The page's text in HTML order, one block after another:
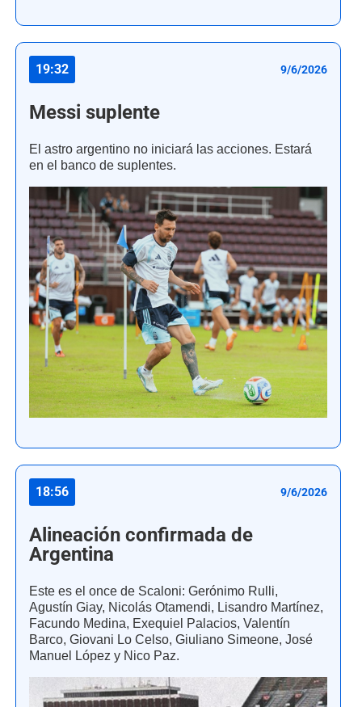
19:32 9/6/2026
Messi suplente
El astro argentino no iniciará las acciones. Estará
en el banco de suplentes.
18:56 9/6/2026
Alineación confirmada de
Argentina
Este es el once de Scaloni: Gerónimo Rulli,
Agustín Giay, Nicolás Otamendi, Lisandro Martínez,
Facundo Medina, Exequiel Palacios, Valentín
Barco, Giovani Lo Celso, Giuliano Simeone, José
Manuel López y Nico Paz.